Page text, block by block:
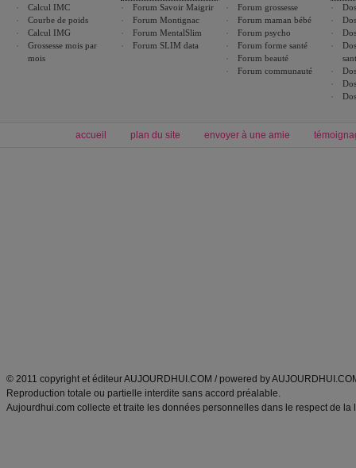
Calcul IMC
Courbe de poids
Calcul IMG
Grossesse mois par
mois
Forum Savoir Maigrir
Forum Montignac
Forum MentalSlim
Forum SLIM data
Forum grossesse
Forum maman bébé
Forum psycho
Forum forme santé
Forum beauté
Forum communauté
accueil plan du site envoyer à une amie
© 2011 copyright et éditeur AUJOURDHUI.COM / powered by
Reproduction totale ou partielle interdite sans accord préalable.
Aujourdhui.com collecte et traite les données personnelles dans le respect de